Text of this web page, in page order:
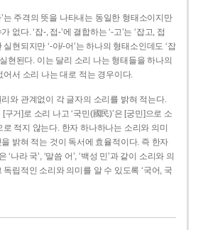
’는 주격의 뜻을 나타내는 동일한 형태소이지만
없다. ‘잡-, 접-’에 결합하는 ‘-고’는 ‘잡고, 접
현되지만 ‘-아/-어’는 하나의 형태소인데도 ‘잡
현된다. 이는 달리 소리 나는 형태들을 하나의
어서 소리 나는 대로 적는 경우이다.
와 관계없이 각 글자의 소리를 밝혀 적는다.
[구거]로 소리 나고 ‘국민(國民)’은 [궁민]으로 소
로 적지 않는다. 한자 하나하나는 소리와 의미
밝혀 적는 것이 독서에 효율적이다. 즉 한자
‘나라 국’, ‘말씀 어’, ‘백성 민’과 같이 소리와 의
립적인 소리와 의미를 알 수 있도록 ‘국어, 국